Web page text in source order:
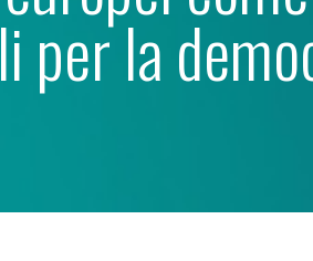
per la